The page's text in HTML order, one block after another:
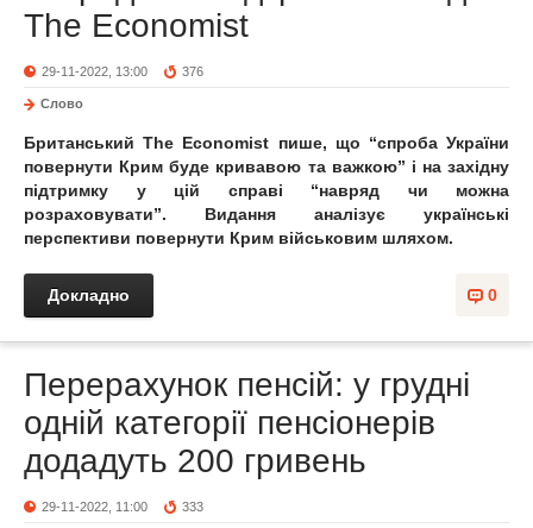
The Economist
29-11-2022, 13:00 376
Слово
Британський The Economist пише, що “спроба України
повернути Крим буде кривавою та важкою” і на західну
підтримку у цій справі “навряд чи можна
розраховувати”. Видання аналізує українські
перспективи повернути Крим військовим шляхом.
0
Докладно
Перерахунок пенсій: у грудні
одній категорії пенсіонерів
додадуть 200 гривень
29-11-2022, 11:00 333